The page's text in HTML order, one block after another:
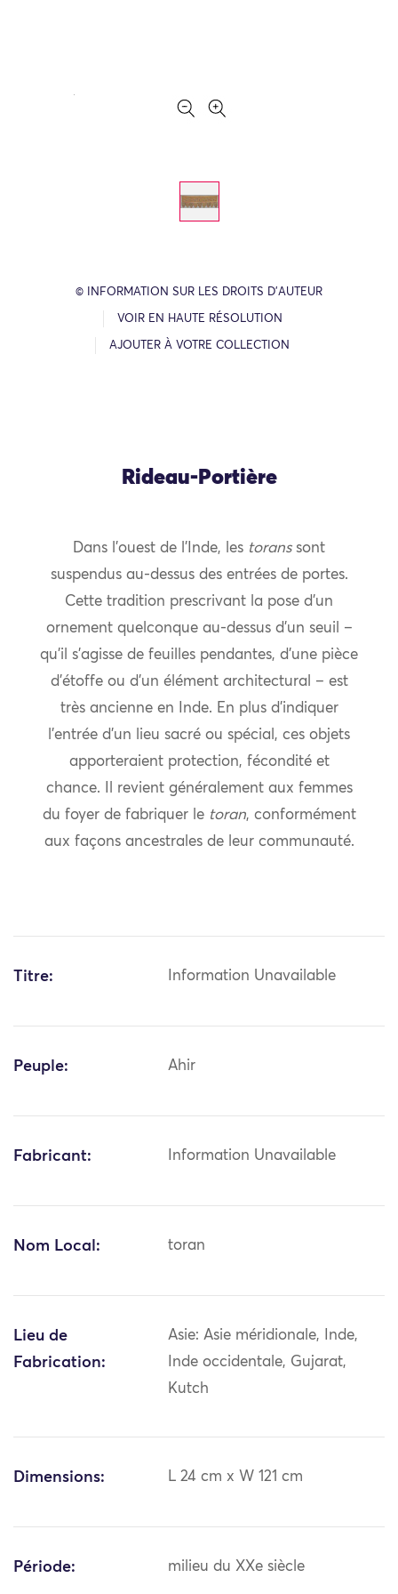
© INFORMATION SUR LES DROITS D’AUTEUR
VOIR EN HAUTE RÉSOLUTION
AJOUTER À VOTRE COLLECTION
Rideau-Portière
Dans l’ouest de l’Inde, les toranssont
suspendus au-dessus des entrées de portes.
Cette tradition prescrivant la pose d’un
ornement quelconque au-dessus d’un seuil –
qu’il s’agisse de feuilles pendantes, d’une pièce
d’étoffe ou d’un élément architectural – est
très ancienne en Inde. En plus d’indiquer
l’entrée d’un lieu sacré ou spécial, ces objets
apporteraient protection, fécondité et
chance. Il revient généralement aux femmes
du foyer de fabriquer le toran, conformément
aux façons ancestrales de leur communauté.
Titre: Information Unavailable
Peuple: Ahir
Fabricant: Information Unavailable
Nom Local: toran
Lieu de
Fabrication:
Asie: Asie méridionale, Inde,
Inde occidentale, Gujarat,
Kutch
Dimensions: L 24 cm x W 121 cm
Période: milieu du XXe siècle